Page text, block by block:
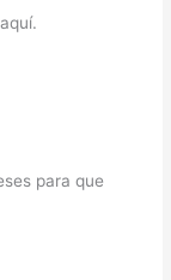
para que